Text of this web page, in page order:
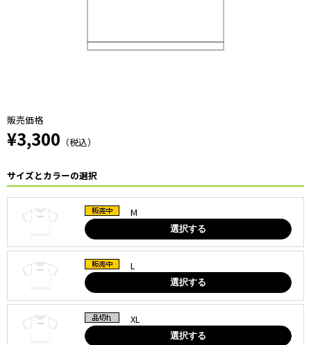
販売価格
¥3,300 （税込）
サイズとカラーの選択
M
選択する
L
選択する
XL
選択する